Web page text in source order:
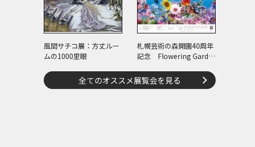
風間サチコ展：方丈ルー
ムの1000里眼
札幌芸術の森開園40周年
記念 Flowering Garde
ち
全てのオススメ展覧会を見る